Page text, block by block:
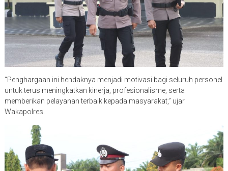
“Penghargaan ini hendaknya menjadi motivasi bagi seluruh personel
untuk terus meningkatkan kinerja, profesionalisme, serta
memberikan pelayanan terbaik kepada masyarakat,” ujar
Wakapolres.